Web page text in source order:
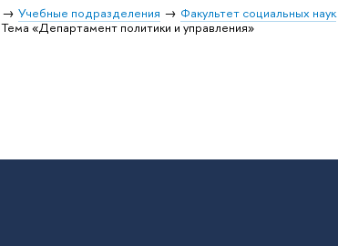
Учебные подразделения Факультет социальных наук
Тема «Департамент политики и управления»